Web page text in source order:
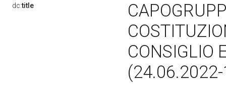
dc:title
CONSIGLIO